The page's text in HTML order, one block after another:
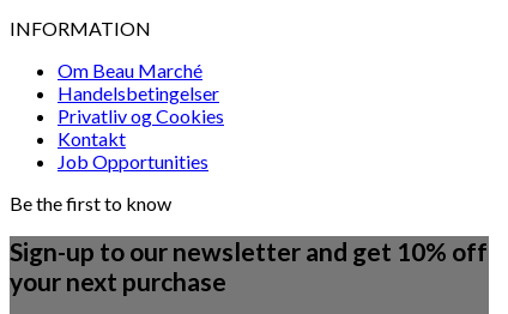
INFORMATION
Om Beau Marché
Handelsbetingelser
Privatliv og Cookies
Kontakt
Job Opportunities
Be the first to know
Sign-up to our newsletter and get 10% off
your next purchase